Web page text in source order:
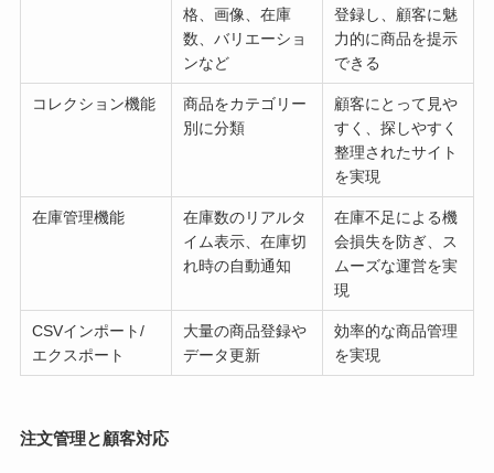
格、画像、在庫
数、バリエーショ
ンなど
登録し、顧客に魅
力的に商品を提示
できる
コレクション機能
商品をカテゴリー
別に分類
顧客にとって見や
すく、探しやすく
整理されたサイト
を実現
在庫管理機能
在庫数のリアルタ
イム表示、在庫切
れ時の自動通知
在庫不足による機
会損失を防ぎ、ス
ムーズな運営を実
現
CSVインポート/
エクスポート
大量の商品登録や
データ更新
効率的な商品管理
を実現
注文管理と顧客対応